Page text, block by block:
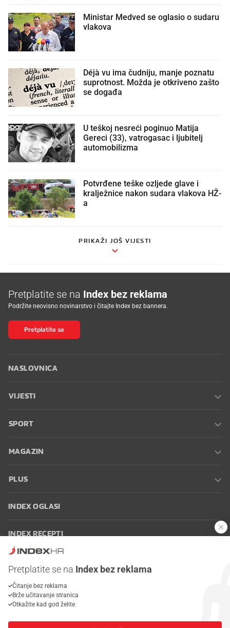
Ministar Medved se oglasio o sudaru
vlakova
Déjà vu ima čudniju, manje poznatu
suprotnost. Možda je otkriveno zašto
se događa
U teškoj nesreći poginuo Matija
Gereci (33), vatrogasac i ljubitelj
automobilizma
Potvrđene teške ozljede glave i
kralježnice nakon sudara vlakova HŽ-
a
PRIKAŽI JOŠ VIJESTI
Pretplatite se na Index bez reklama
Podržite neovisno novinarstvo i čitajte Index bez bannera.
Pretplatite se
NASLOVNICA
VIJESTI
SPORT
MAGAZIN
PLUS
INDEX OGLASI
INDEX RECEPTI
Oglašavanje Zaposli se na Indexu
korištenja
Postavke kolačića
Pretplatite se na Index bez reklama
Čitanje bez reklama
Brže učitavanje stranica
Otkažite kad god želite